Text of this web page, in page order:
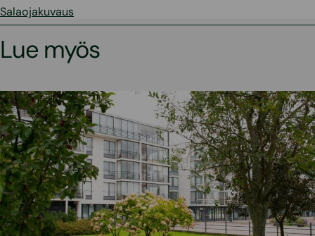
Salaojakuvaus
Lue myös